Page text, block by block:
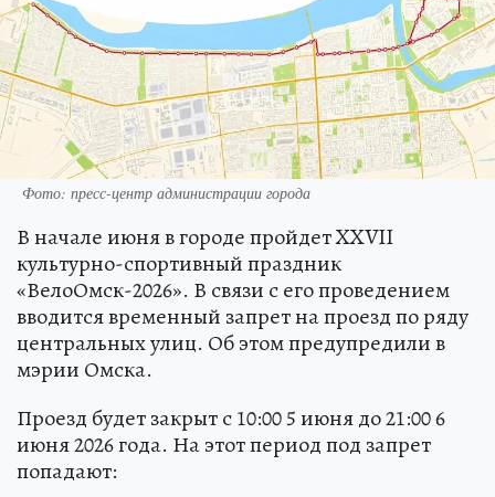
Фото: пресс-центр администрации города
В начале июня в городе пройдет XXVII
культурно-спортивный праздник
«ВелоОмск-2026». В связи с его проведением
вводится временный запрет на проезд по ряду
центральных улиц. Об этом предупредили в
мэрии Омска.
Проезд будет закрыт с 10:00 5 июня до 21:00 6
июня 2026 года. На этот период под запрет
попадают: